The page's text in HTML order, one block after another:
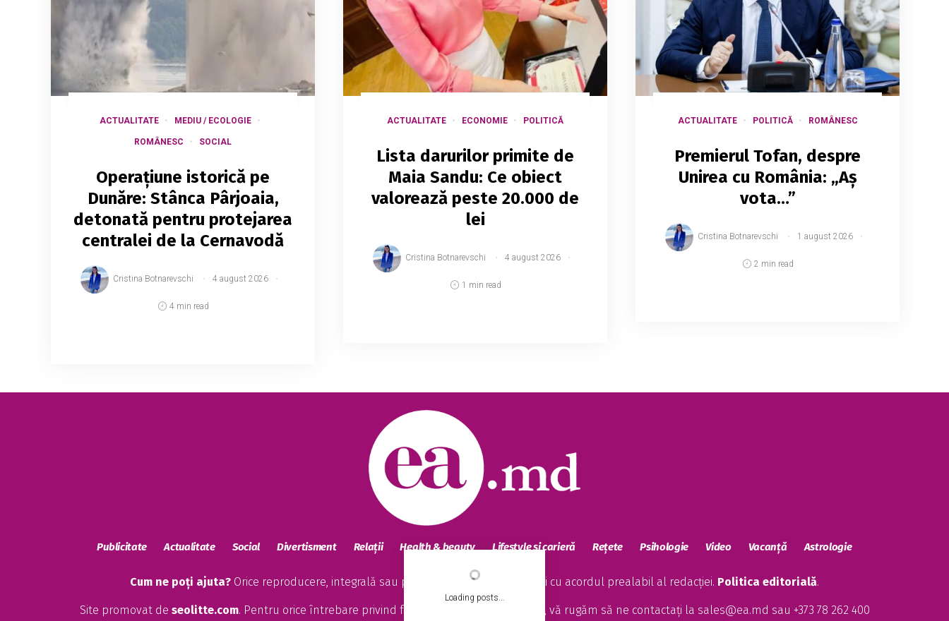
Loading posts...
ACTUALITATE MEDIU / ECOLOGIE
ROMÂNESC SOCIAL
Operațiune istorică pe
Dunăre: Stânca Pârjoaia,
detonată pentru protejarea
centralei de la Cernavodă
Cristina Botnarevschi 4 august 2026
4 min read
ACTUALITATE ECONOMIE POLITICĂ
Lista darurilor primite de
Maia Sandu: Ce obiect
valorează peste 20.000 de
lei
Cristina Botnarevschi 4 august 2026
1 min read
ACTUALITATE POLITICĂ ROMÂNESC
Premierul Tofan, despre
Unirea cu România: „Aș
vota…”
Cristina Botnarevschi 1 august 2026
2 min read
Publicitate Actualitate Social Divertisment Relații Health & beauty Lifestyle și carieră Rețete Psihologie Video Vacanță Astrologie
Cum ne poți ajuta? Orice reproducere, integrală sau parțială, este posibilă numai cu acordul prealabil al redacției. Politica editorială.
Site promovat de seolitte.com. Pentru orice întrebare privind funcționarea site-ului EA.md, vă rugăm să ne contactați la sales@ea.md sau +373 78 262 400